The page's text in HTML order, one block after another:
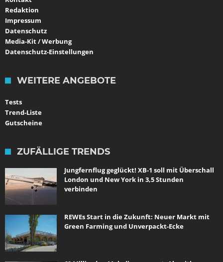
Redaktion
Impressum
Datenschutz
Media-Kit / Werbung
Datenschutz-Einstellungen
WEITERE ANGEBOTE
Tests
Trend-Liste
Gutscheine
ZUFÄLLIGE TRENDS
Jungfernflug geglückt! XB-1 soll mit Überschall
London und New York in 3,5 Stunden
verbinden
REWEs Start in die Zukunft: Neuer Markt mit
Green Farming und Unverpackt-Ecke